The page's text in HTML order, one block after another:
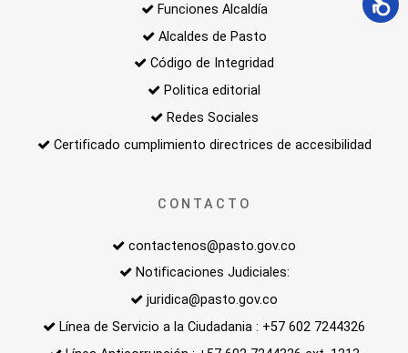
Funciones Alcaldía
Alcaldes de Pasto
Código de Integridad
Politica editorial
Redes Sociales
Certificado cumplimiento directrices de accesibilidad
CONTACTO
contactenos@pasto.gov.co
Notificaciones Judiciales:
juridica@pasto.gov.co
Línea de Servicio a la Ciudadania : +57 602 7244326